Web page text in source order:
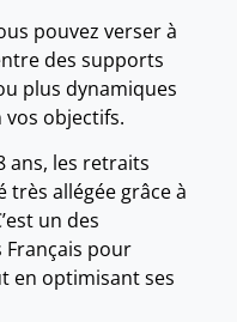
pouvez verser à
des supports
plus dynamiques
objectifs.
ans, les retraits
très allégée grâce à
un des
Français pour
en optimisant ses